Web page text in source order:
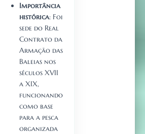
Importância
histórica: Foi
sede do Real
Contrato da
Armação das
Baleias nos
séculos XVII
a XIX,
funcionando
como base
para a pesca
organizada